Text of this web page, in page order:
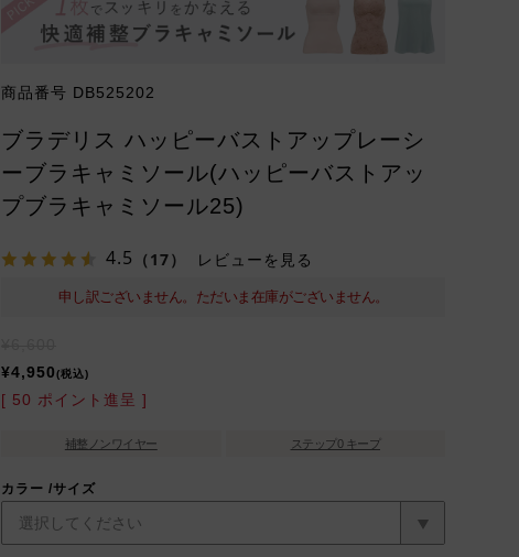
商品番号 DB525202
ブラデリス ハッピーバストアップレーシ
ーブラキャミソール(ハッピーバストアッ
プブラキャミソール25)
4.5 （17） レビューを見る
申し訳ございません。ただいま在庫がございません。
¥4,950 税込
[ 50 ポイント進呈 ]
補整ノンワイヤー ステップ0 キープ
カラー サイズ